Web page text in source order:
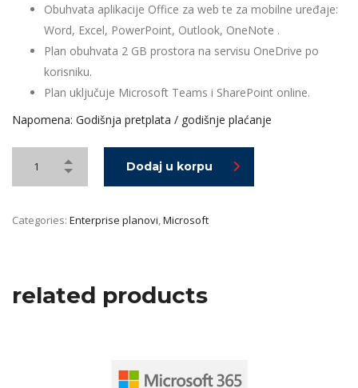
Obuhvata aplikacije Office za web te za mobilne uređaje:
Word, Excel, PowerPoint, Outlook, OneNote .
Plan obuhvata 2 GB prostora na servisu OneDrive po
korisniku.
Plan uključuje Microsoft Teams i SharePoint online.
Napomena: Godišnja pretplata / godišnje plaćanje
Dodaj u korpu
Categories: Enterprise planovi,Microsoft
related products